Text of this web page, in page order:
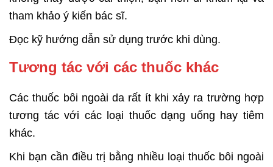
tham khảo ý kiến bác sĩ.
Đọc kỹ hướng dẫn sử dụng trước khi dùng.
Tương tác với các thuốc khác
Các thuốc bôi ngoài da rất ít khi xảy ra trường hợp
tương tác với các loại thuốc dạng uống hay tiêm
khác.
Khi bạn cần điều trị bằng nhiều loại thuốc bôi ngoài